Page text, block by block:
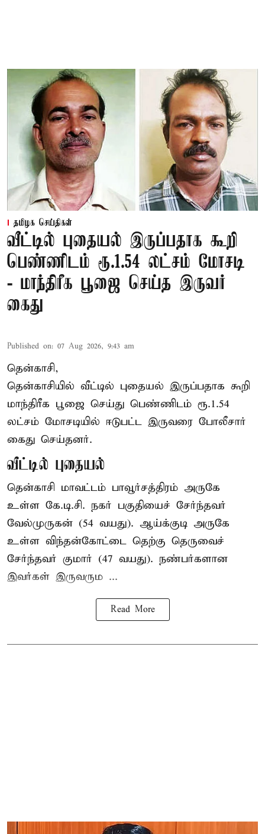
தமிழக செய்திகள்
வீட்டில் புதையல் இருப்பதாக கூறி
பெண்ணிடம் ரூ.1.54 லட்சம் மோசடி
- மாந்திரீக பூஜை செய்த இருவர்
கைது
Published on: 07 Aug 2026, 9:43 am
தென்காசி,
தென்காசியில் வீட்டில் புதையல் இருப்பதாக கூறி
மாந்திரீக பூஜை செய்து பெண்ணிடம் ரூ.1.54
லட்சம் மோசடியில் ஈடுபட்ட இருவரை போலீசார்
கைது செய்தனர்.
வீட்டில் புதையல்
தென்காசி மாவட்டம் பாவூர்சத்திரம் அருகே
உள்ள கே.டி.சி. நகர் பகுதியைச் சேர்ந்தவர்
வேல்முருகன் (54 வயது). ஆய்க்குடி அருகே
உள்ள விந்தன்கோட்டை தெற்கு தெருவைச்
சேர்ந்தவர் குமார் (47 வயது). நண்பர்களான
இவர்கள் இருவரும ...
Read More